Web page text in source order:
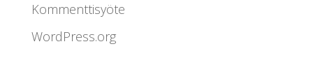
Kommenttisyöte
WordPress.org